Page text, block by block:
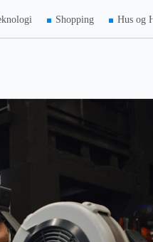
Shopping Hus og